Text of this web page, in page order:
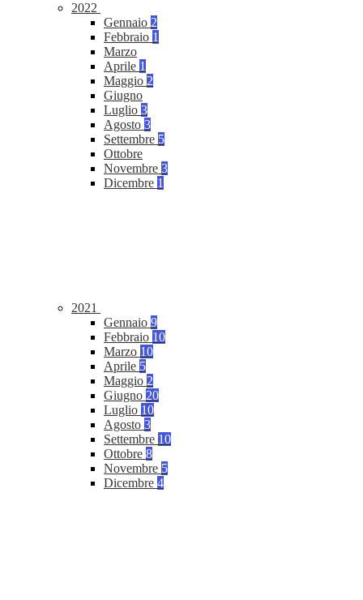
2022
Gennaio 2
Febbraio 1
Marzo
Aprile 1
Maggio 2
Giugno
Luglio 3
Agosto 3
Settembre 5
Ottobre
Novembre 3
Dicembre 1
2021
Gennaio 9
Febbraio 10
Marzo 10
Aprile 5
Maggio 2
Giugno 20
Luglio 10
Agosto 3
Settembre 10
Ottobre 8
Novembre 5
Dicembre 4